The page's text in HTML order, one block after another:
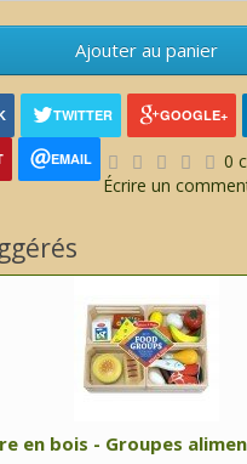
Ajouter au panier
TWITTER GOOGLE+
EMAIL 0
Écrire un
en bois - Groupes